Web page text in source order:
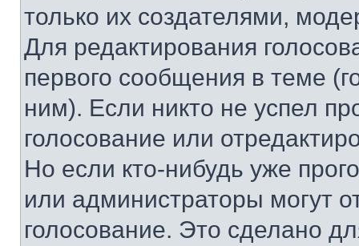
только их создателями,
Для редактирования
первого сообщения в теме
ним). Если никто не успел
голосование или
Но если кто-нибудь уже
или администраторы могут
голосование. Это сделано